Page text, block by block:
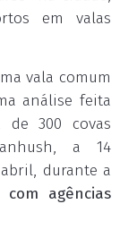
em valas
vala comum
análise feita
de 300 covas
a 14
durante a
com agências